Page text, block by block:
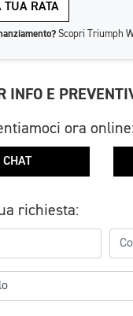
TUA RATA
Scopri Triumph
INFO E
ora
richiesta: